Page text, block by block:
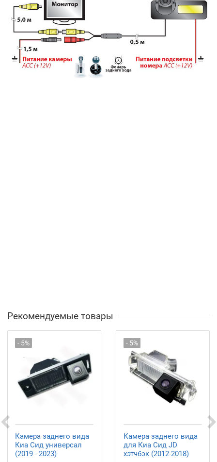
Рекомендуемые товары
- 5%
Камера заднего вида
Киа Сид универсал
(2019 - 2023)
- 5%
Камера заднего вида
для Киа Сид JD
хэтчбэк (2012-2018)